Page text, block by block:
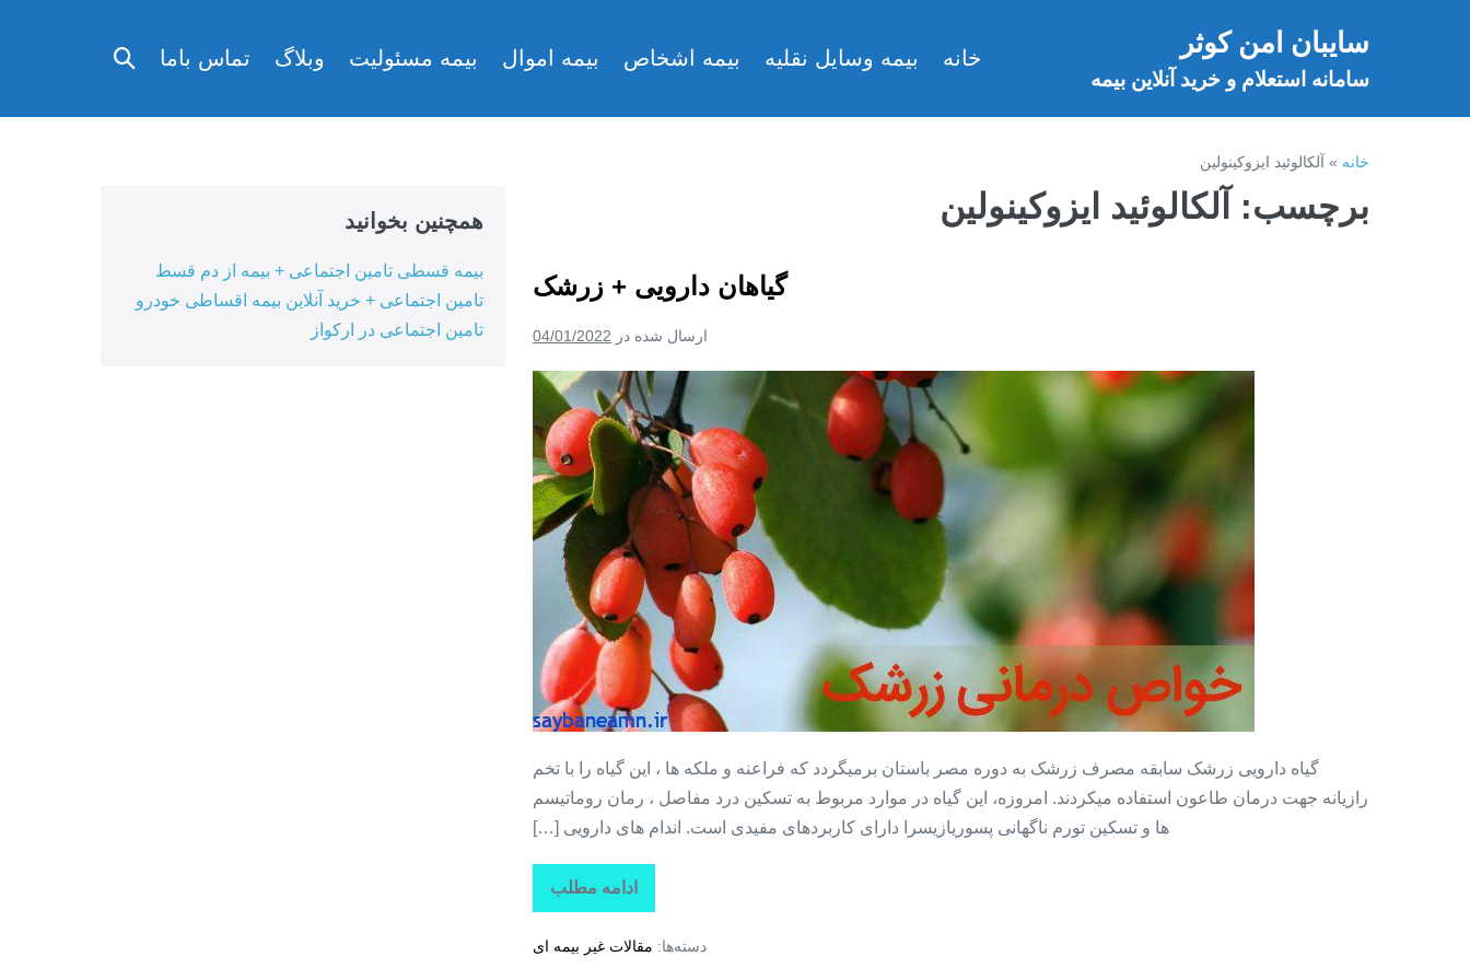
سایبان امن کوثر
سامانه استعلام و خرید آنلاین بیمه
خانه بیمه وسایل نقلیه بیمه اشخاص بیمه اموال بیمه مسئولیت وبلاگ تماس باما
تغییر
خانه » آلکالوئید ایزوکینولین
برچسب: آلکالوئید ایزوکینولین
گیاهان دارویی + زرشک
ارسال شده در 04/01/2022
گیاهان
گیاه دارویی زرشک سابقه مصرف زرشک به دوره مصر باستان برمیگردد که فراعنه و ملکه ها ، این گیاه را با تخم
رازیانه جهت درمان طاعون استفاده میکردند. امروزه، این گیاه در موارد مربوط به تسکین درد مفاصل ، رمان روماتیسم
ها و تسکین تورم ناگهانی پسوریازیسرا دارای کاربردهای مفیدی است. اندام های دارویی […]
ادامه مطلب
گیاهان
دارویی
زرشک
دسته‌ها: مقالات غیر بیمه ای
همچنین بخوانید
بیمه قسطی تامین اجتماعی + بیمه از دم قسط
تامین اجتماعی + خرید آنلاین بیمه اقساطی خودرو
تامین اجتماعی در ارکواز